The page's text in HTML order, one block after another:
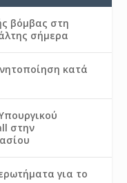
βόμβας στη
σήμερα
κατά
στην
για το